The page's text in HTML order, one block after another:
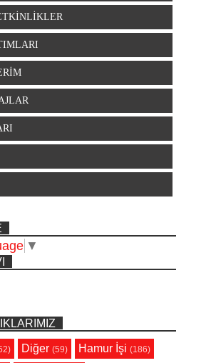
▼
Diğer (59) Hamur İşi (186)